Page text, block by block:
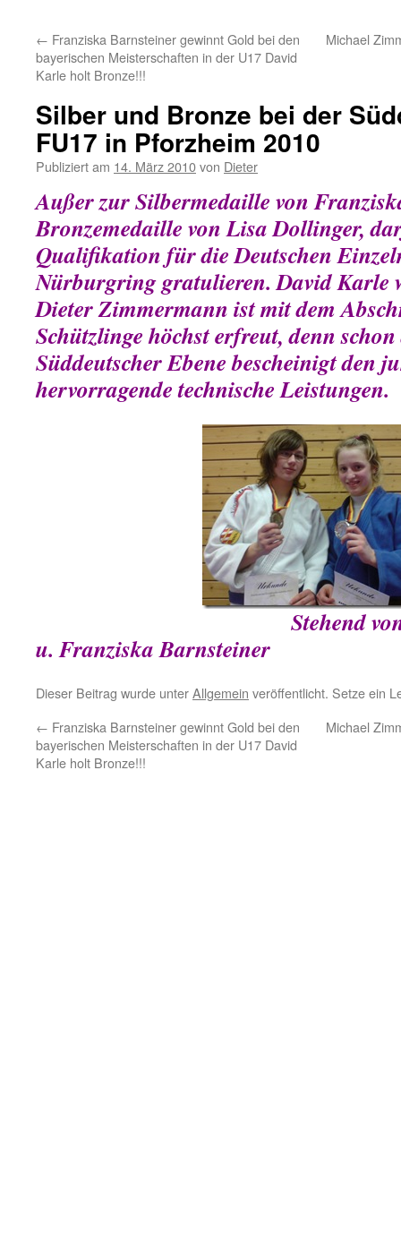
← Franziska Barnsteiner gewinnt Gold bei den
bayerischen Meisterschaften in der U17 David
Karle holt Bronze!!!
Michael
Silber und Bronze bei der
FU17 in Pforzheim 2010
Publiziert am 14. März 2010von Dieter
Außer zur Silbermedaille von
Bronzemedaille von Lisa Dollinger,
Qualifikation für die Deutschen
Nürburgring gratulieren. David Karle
Dieter Zimmermann ist mit dem
Schützlinge höchst erfreut, denn
Süddeutscher Ebene bescheinigt den
hervorragende technische Leistungen.
Stehend von links:
u. Franziska Barnsteiner
Dieser Beitrag wurde unterAllgemein veröffentlicht. Setze ein
← Franziska Barnsteiner gewinnt Gold bei den
bayerischen Meisterschaften in der U17 David
Karle holt Bronze!!!
Michael